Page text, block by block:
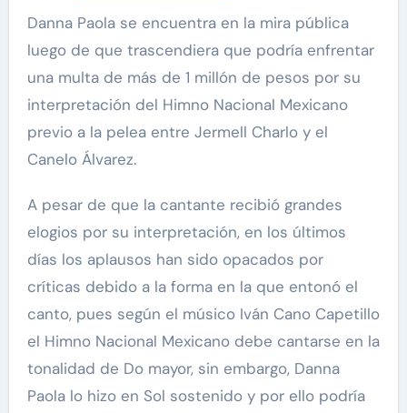
Danna Paola se encuentra en la mira pública
luego de que trascendiera que podría enfrentar
una multa de más de 1 millón de pesos por su
interpretación del Himno Nacional Mexicano
previo a la pelea entre Jermell Charlo y el
Canelo Álvarez.
A pesar de que la cantante recibió grandes
elogios por su interpretación, en los últimos
días los aplausos han sido opacados por
críticas debido a la forma en la que entonó el
canto, pues según el músico Iván Cano Capetillo
el Himno Nacional Mexicano debe cantarse en la
tonalidad de Do mayor, sin embargo, Danna
Paola lo hizo en Sol sostenido y por ello podría